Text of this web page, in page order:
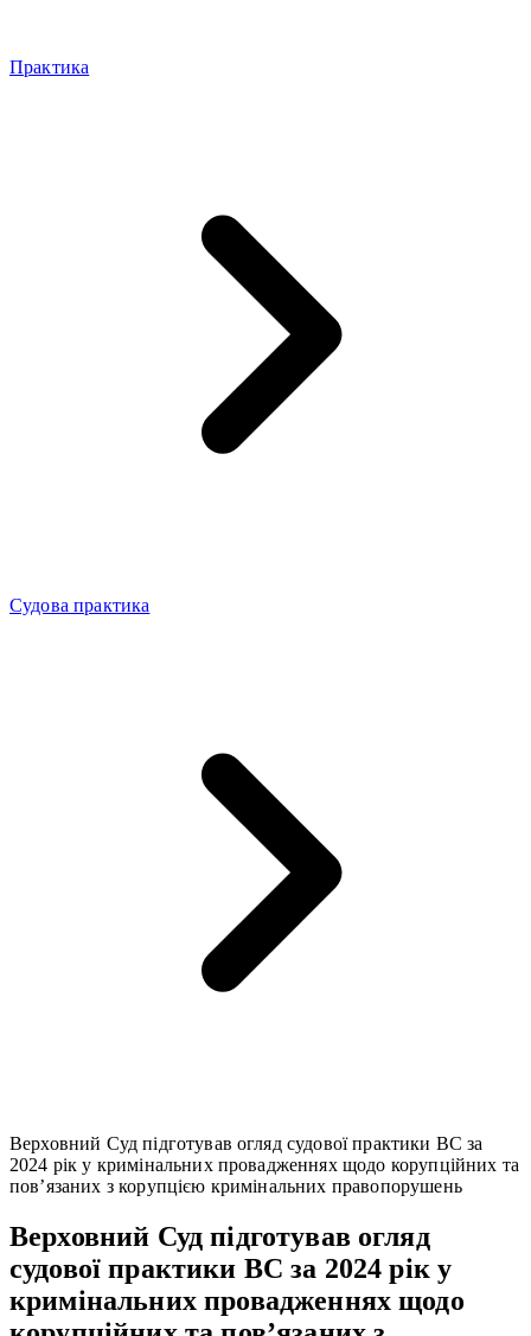
Практика
Судова практика
Верховний Суд підготував огляд судової практики ВС за
2024 рік у кримінальних провадженнях щодо корупційних та
пов’язаних з корупцією кримінальних правопорушень
Верховний Суд підготував огляд
судової практики ВС за 2024 рік у
кримінальних провадженнях щодо